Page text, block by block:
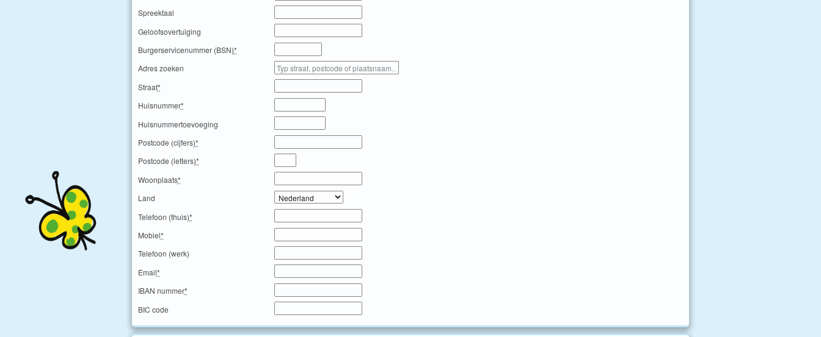
Spreektaal
Geloofsovertuiging
Burgerservicenummer (BSN)*
Adres zoeken
Straat*
Huisnummer*
Huisnummertoevoeging
Postcode (cijfers)*
Postcode (letters)*
Woonplaats*
Land
Telefoon (thuis)*
Mobiel*
Telefoon (werk)
Email*
IBAN nummer*
BIC code